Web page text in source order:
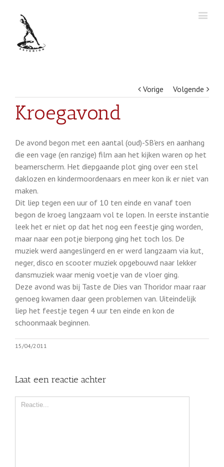
Vorige Volgende
Kroegavond
De avond begon met een aantal (oud)-SB'ers en aanhang
die een vage (en ranzige) film aan het kijken waren op het
beamerscherm. Het diepgaande plot ging over een stel
daklozen en kindermoordenaars en meer kon ik er niet van
maken.
Dit liep tegen een uur of 10 ten einde en vanaf toen
begon de kroeg langzaam vol te lopen. In eerste instantie
leek het er niet op dat het nog een feestje ging worden,
maar naar een potje bierpong ging het toch los. De
muziek werd aangeslingerd en er werd langzaam via kut,
neger, disco en scooter muziek opgebouwd naar lekker
dansmuziek waar menig voetje van de vloer ging.
Deze avond was bij Taste de Dies van Thoridor maar raar
genoeg kwamen daar geen problemen van. Uiteindelijk
liep het feestje tegen 4 uur ten einde en kon de
schoonmaak beginnen.
15/04/2011
Laat een reactie achter
Comment